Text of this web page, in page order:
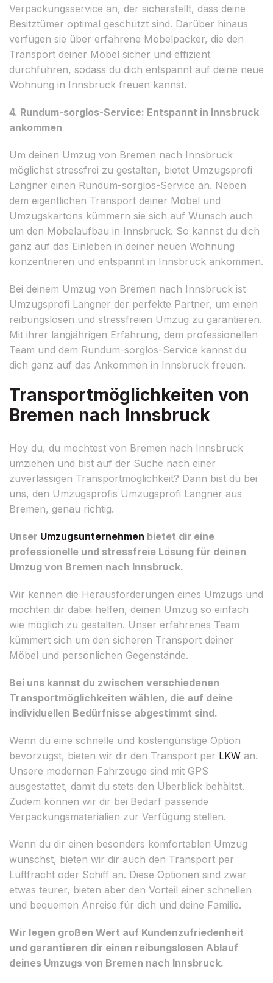
Verpackungsservice an, der sicherstellt, dass deine
Besitztümer optimal geschützt sind. Darüber hinaus
verfügen sie über erfahrene Möbelpacker, die den
Transport deiner Möbel sicher und effizient
durchführen, sodass du dich entspannt auf deine neue
Wohnung in Innsbruck freuen kannst.
4. Rundum-sorglos-Service: Entspannt in Innsbruck
ankommen
Um deinen Umzug von Bremen nach Innsbruck
möglichst stressfrei zu gestalten, bietet Umzugsprofi
Langner einen Rundum-sorglos-Service an. Neben
dem eigentlichen Transport deiner Möbel und
Umzugskartons kümmern sie sich auf Wunsch auch
um den Möbelaufbau in Innsbruck. So kannst du dich
ganz auf das Einleben in deiner neuen Wohnung
konzentrieren und entspannt in Innsbruck ankommen.
Bei deinem Umzug von Bremen nach Innsbruck ist
Umzugsprofi Langner der perfekte Partner, um einen
reibungslosen und stressfreien Umzug zu garantieren.
Mit ihrer langjährigen Erfahrung, dem professionellen
Team und dem Rundum-sorglos-Service kannst du
dich ganz auf das Ankommen in Innsbruck freuen.
Transportmöglichkeiten von
Bremen nach Innsbruck
Hey du, du möchtest von Bremen nach Innsbruck
umziehen und bist auf der Suche nach einer
zuverlässigen Transportmöglichkeit? Dann bist du bei
uns, den Umzugsprofis Umzugsprofi Langner aus
Bremen, genau richtig.
Unser Umzugsunternehmen bietet dir eine
professionelle und stressfreie Lösung für deinen
Umzug von Bremen nach Innsbruck.
Wir kennen die Herausforderungen eines Umzugs und
möchten dir dabei helfen, deinen Umzug so einfach
wie möglich zu gestalten. Unser erfahrenes Team
kümmert sich um den sicheren Transport deiner
Möbel und persönlichen Gegenstände.
Bei uns kannst du zwischen verschiedenen
Transportmöglichkeiten wählen, die auf deine
individuellen Bedürfnisse abgestimmt sind.
Wenn du eine schnelle und kostengünstige Option
bevorzugst, bieten wir dir den Transport per LKW an.
Unsere modernen Fahrzeuge sind mit GPS
ausgestattet, damit du stets den Überblick behältst.
Zudem können wir dir bei Bedarf passende
Verpackungsmaterialien zur Verfügung stellen.
Wenn du dir einen besonders komfortablen Umzug
wünschst, bieten wir dir auch den Transport per
Luftfracht oder Schiff an. Diese Optionen sind zwar
etwas teurer, bieten aber den Vorteil einer schnellen
und bequemen Anreise für dich und deine Familie.
Wir legen großen Wert auf Kundenzufriedenheit
und garantieren dir einen reibungslosen Ablauf
deines Umzugs von Bremen nach Innsbruck.